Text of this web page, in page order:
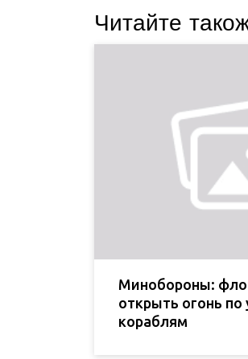
Читайте
Минобороны:
открыть огонь по
кораблям